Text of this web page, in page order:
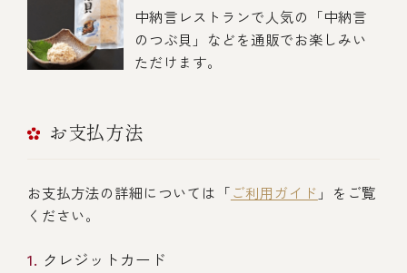
中納言レストランで人気の「中納言
のつぶ貝」などを通販でお楽しみい
ただけます。
お支払方法
お支払方法の詳細については「ご利用ガイド 」をご覧
ください。
クレジットカード